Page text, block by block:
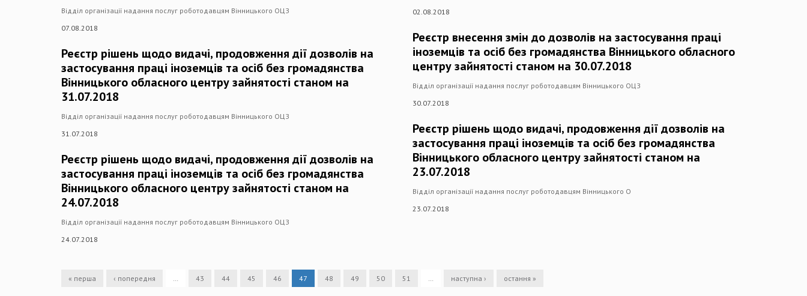
Відділ організації надання послуг роботодавцям Вінницького ОЦЗ
07.08.2018
Реєстр рішень щодо видачі, продовження дії дозволів на
застосування праці іноземців та осіб без громадянства
Вінницького обласного центру зайнятості станом на
31.07.2018
Відділ організації надання послуг роботодавцям Вінницького ОЦЗ
31.07.2018
Реєстр рішень щодо видачі, продовження дії дозволів на
застосування праці іноземців та осіб без громадянства
Вінницького обласного центру зайнятості станом на
24.07.2018
Відділ організації надання послуг роботодавцям Вінницького ОЦЗ
24.07.2018
02.08.2018
Реєстр внесення змін до дозволів на застосування праці
іноземців та осіб без громадянства Вінницького обласного
центру зайнятості станом на 30.07.2018
Відділ організації надання послуг роботодавцям Вінницького ОЦЗ
30.07.2018
Реєстр рішень щодо видачі, продовження дії дозволів на
застосування праці іноземців та осіб без громадянства
Вінницького обласного центру зайнятості станом на
23.07.2018
Відділ організації надання послуг роботодавцям Вінницького О
23.07.2018
« перша ‹ попередня … 43 44 45 46 47 48 49 50 51 … наступна › остання »